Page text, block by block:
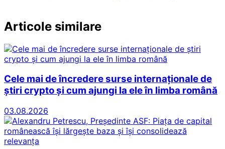
Articole similare
Cele mai de încredere surse internaționale de
știri crypto și cum ajungi la ele în limba română
03.08.2026